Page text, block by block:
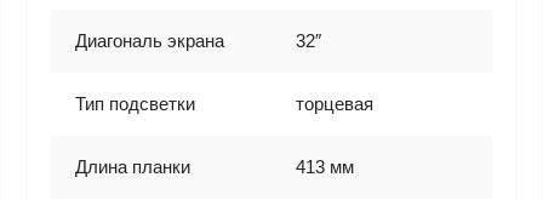
Диагональ экрана 32″
Тип подсветки торцевая
Длина планки 413 мм